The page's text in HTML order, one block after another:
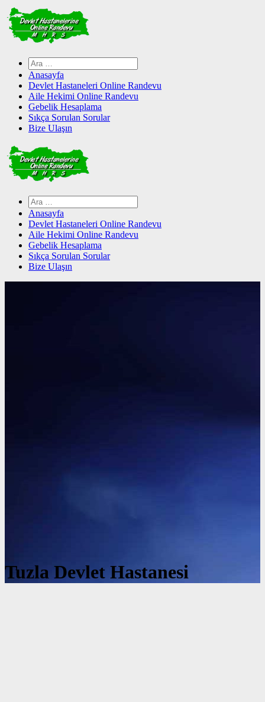
Skip
to
content
Arama:
Anasayfa
Devlet Hastaneleri Online Randevu
Aile Hekimi Online Randevu
Gebelik Hesaplama
Sıkça Sorulan Sorular
Bize Ulaşın
Arama:
Anasayfa
Devlet Hastaneleri Online Randevu
Aile Hekimi Online Randevu
Gebelik Hesaplama
Sıkça Sorulan Sorular
Bize Ulaşın
Tuzla Devlet Hastanesi